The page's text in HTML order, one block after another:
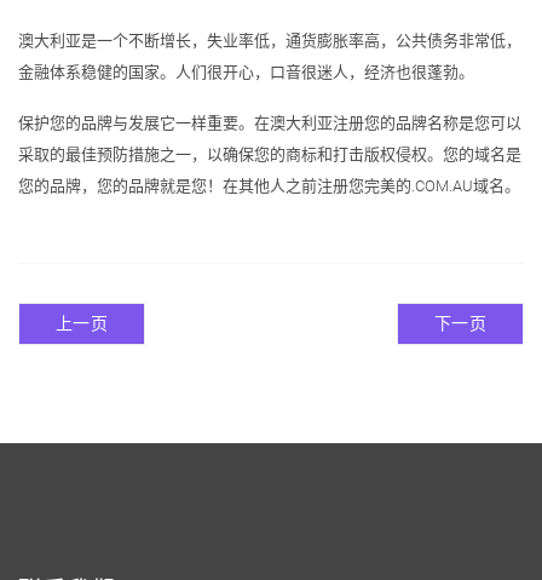
澳大利亚是一个不断增长，失业率低，通货膨胀率高，公共债务非常低，
金融体系稳健的国家。人们很开心，口音很迷人，经济也很蓬勃。
保护您的品牌与发展它一样重要。在澳大利亚注册您的品牌名称是您可以
采取的最佳预防措施之一，以确保您的商标和打击版权侵权。您的域名是
您的品牌，您的品牌就是您！在其他人之前注册您完美的.COM.AU域名。
上一页 下一页